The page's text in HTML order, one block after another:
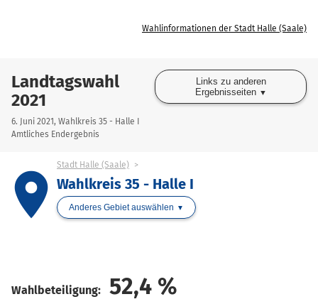
Wahlinformationen der Stadt Halle (Saale)
Landtagswahl
2021
6. Juni 2021, Wahlkreis 35 - Halle I
Amtliches Endergebnis
Links zu anderen
Ergebnisseiten
place
Stadt Halle (Saale)
Wahlkreis 35 - Halle I
Anderes Gebiet auswählen
Wahlbeteiligung: 52,4 %